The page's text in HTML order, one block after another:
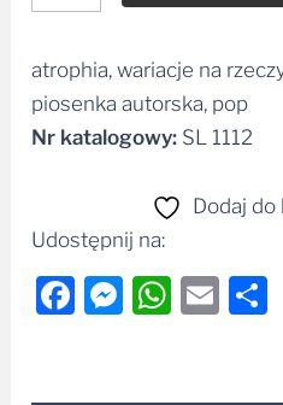
Alternative:
atrophia, wariacje na
piosenka autorska, pop
Nr katalogowy: SL 1112
Dodaj do
Udostępnij na:
Facebook